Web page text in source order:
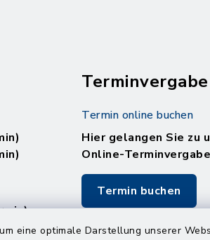
eine optimale Darstellung unserer
Terminvergabe
Termin online buchen
Hier gelangen Sie zu
Online-
Termin buchen